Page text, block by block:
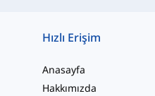
Hızlı Erişim
Anasayfa
Hakkımızda